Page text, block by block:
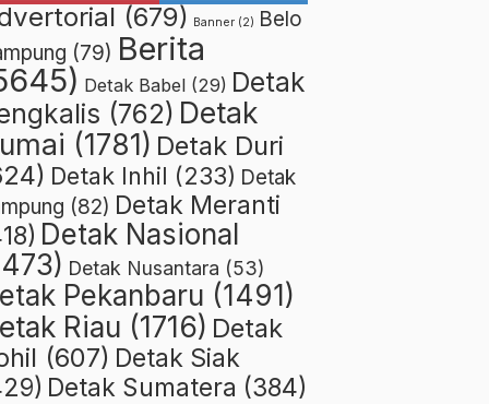
(679) Banner (2) Belo
(79) Berita
Detak Babel (29) Detak
(762) Detak
(1781) Detak Duri
Detak Inhil (233) Detak
(82) Detak Meranti
Detak Nasional
Detak Nusantara (53)
Pekanbaru (1491)
Riau (1716) Detak
(607) Detak Siak
Detak Sumatera (384)